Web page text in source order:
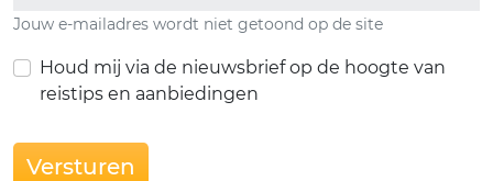
Jouw e-mailadres wordt niet getoond op de site
Houd mij via de nieuwsbrief op de hoogte van
reistips en aanbiedingen
Versturen